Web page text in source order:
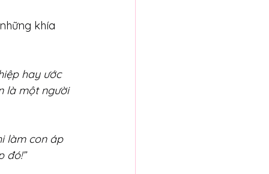
khía
hay ước
là một người
làm con áp
đó!”